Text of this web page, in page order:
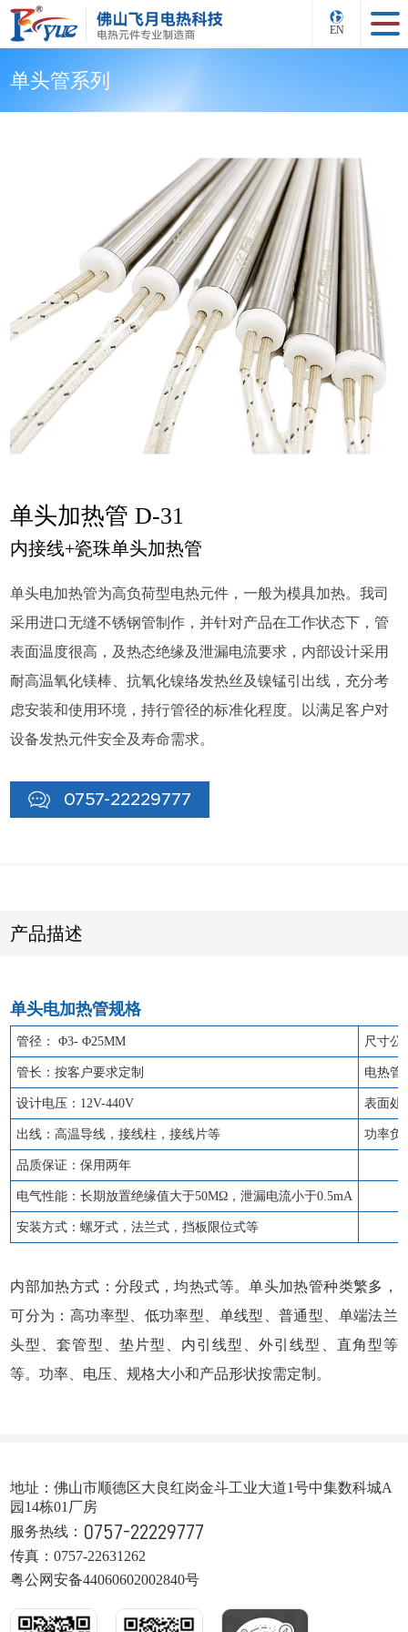
EN
单头管系列
单头加热管 D-31
内接线+瓷珠单头加热管
单头电加热管为高负荷型电热元件，一般为模具加热。我司
采用进口无缝不锈钢管制作，并针对产品在工作状态下，管
表面温度很高，及热态绝缘及泄漏电流要求，内部设计采用
耐高温氧化镁棒、抗氧化镍络发热丝及镍锰引出线，充分考
虑安装和使用环境，持行管径的标准化程度。以满足客户对
设备发热元件安全及寿命需求。
0757-22229777
产品描述
单头电加热管规格
管径： Φ3- Φ25MM 尺寸公
管长：按客户要求定制 电热管
设计电压：12V-440V 表面处
出线：高温导线，接线柱，接线片等 功率负
品质保证：保用两年
电气性能：长期放置绝缘值大于50MΩ，泄漏电流小于0.5mA
安装方式：螺牙式，法兰式，挡板限位式等
内部加热方式：分段式，均热式等。单头加热管种类繁多，
可分为：高功率型、低功率型、单线型、普通型、单端法兰
头型、套管型、垫片型、内引线型、外引线型、直角型等
等。功率、电压、规格大小和产品形状按需定制。
地址：佛山市顺德区大良红岗金斗工业大道1号中集数科城A
园14栋01厂房
服务热线： 0757-22229777
传真：0757-22631262
粤公网安备44060602002840号